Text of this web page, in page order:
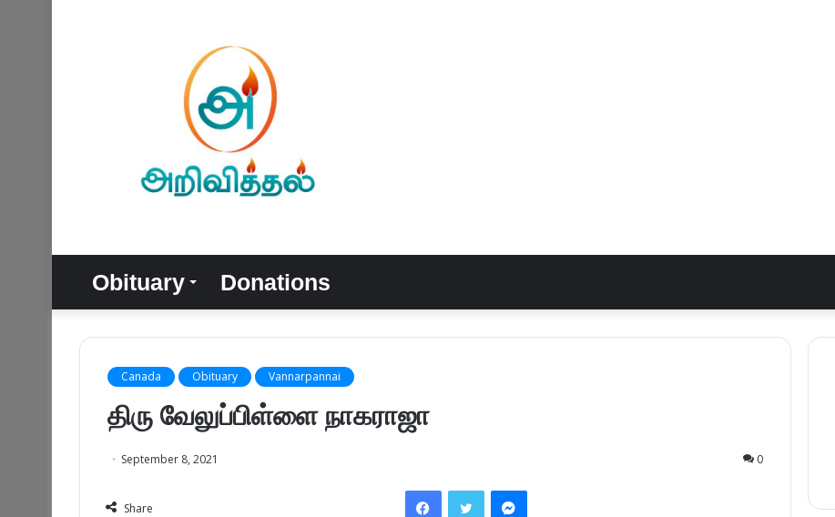
Obituary Donations
Canada Obituary Vannarpannai
திரு வேலுப்பிள்ளை நாகராஜா
September 8, 2021 0
Share
FacebookTwitter Messenger